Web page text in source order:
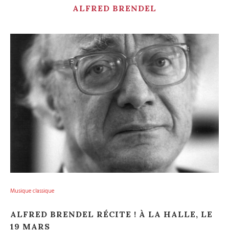
ALFRED BRENDEL
Musique classique
ALFRED BRENDEL RÉCITE ! À LA HALLE, LE
19 MARS